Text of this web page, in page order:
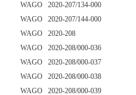
WAGO 2020-207/134-000
WAGO 2020-207/144-000
WAGO 2020-208
WAGO 2020-208/000-036
WAGO 2020-208/000-037
WAGO 2020-208/000-038
WAGO 2020-208/000-039